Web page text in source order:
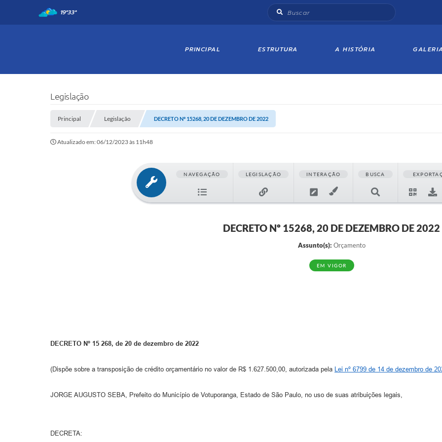
19°33°
PRINCIPAL ESTRUTURA A HISTÓRIA
Legislação
Principal Legislação DECRETO Nº 15268, 20 DE DEZEMBRO DE 2022
Atualizado em: 06/12/2023 às 11h48
NAVEGAÇÃO LEGISLAÇÃO INTERAÇÃO BUSCA
DECRETO Nº 15268, 20 DE DEZEMBRO DE 2022
Assunto(s): Orçamento
EM VIGOR
DECRETO Nº 15 268, de 20 de dezembro de 2022
(Dispõe sobre a transposição de crédito orçamentário no valor de R$ 1.627.500,00, autorizada pela Lei nº 6799 de 14 de dezembro de
JORGE AUGUSTO SEBA, Prefeito do Município de Votuporanga, Estado de São Paulo, no uso de suas atribuições legais,
DECRETA: